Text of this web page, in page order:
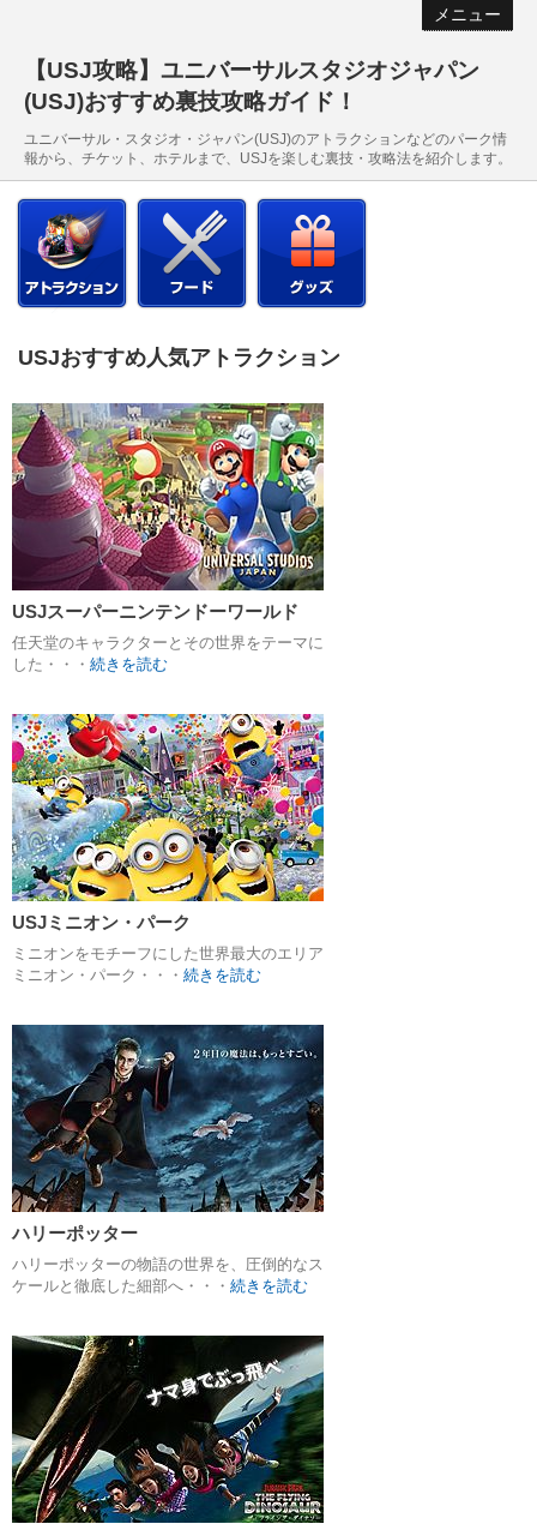
メニュー
【USJ攻略】ユニバーサルスタジオジャパン
(USJ)おすすめ裏技攻略ガイド！
ユニバーサル・スタジオ・ジャパン(USJ)のアトラクションなどのパーク情
報から、チケット、ホテルまで、USJを楽しむ裏技・攻略法を紹介します。
USJおすすめ人気アトラクション
USJスーパーニンテンドーワールド
任天堂のキャラクターとその世界をテーマに
した・・・ 続きを読む
USJミニオン・パーク
ミニオンをモチーフにした世界最大のエリア
ミニオン・パーク・・・ 続きを読む
ハリーポッター
ハリーポッターの物語の世界を、圧倒的なス
ケールと徹底した細部へ・・・ 続きを読む